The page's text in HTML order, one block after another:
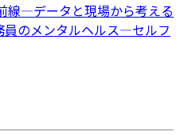
線―データと現場から考える
のメンタルヘルス―セルフ